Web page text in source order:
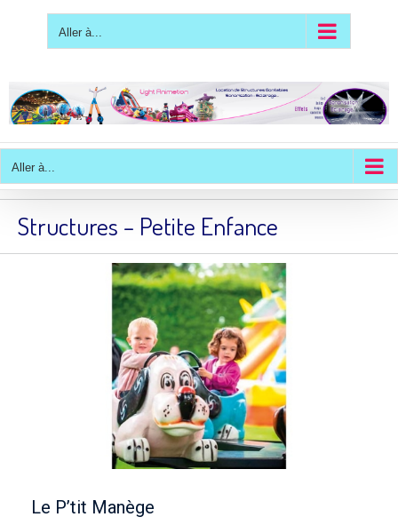
Aller à...
Aller à...
Structures – Petite Enfance
Le P’tit Manège